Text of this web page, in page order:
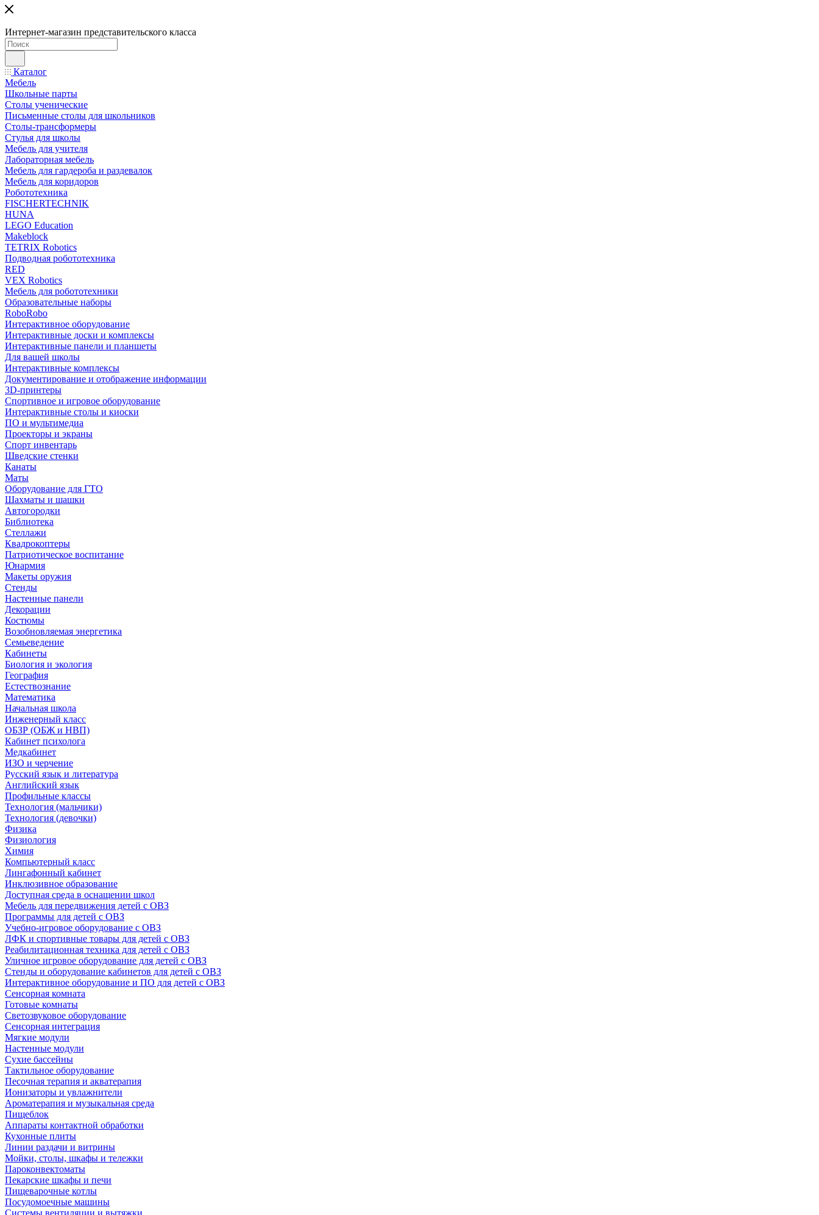
Интернет-магазин представительского класса
Каталог
Мебель
Школьные парты
Столы ученические
Письменные столы для школьников
Столы-трансформеры
Стулья для школы
Мебель для учителя
Лабораторная мебель
Мебель для гардероба и раздевалок
Мебель для коридоров
Робототехника
FISCHERTECHNIK
HUNA
LEGO Education
Makeblock
TETRIX Robotics
Подводная робототехника
RED
VEX Robotics
Мебель для робототехники
Образовательные наборы
RoboRobo
Интерактивное оборудование
Интерактивные доски и комплексы
Интерактивные панели и планшеты
Для вашей школы
Интерактивные комплексы
Документирование и отображение информации
3D-принтеры
Спортивное и игровое оборудование
Интерактивные столы и киоски
ПО и мультимедиа
Проекторы и экраны
Спорт инвентарь
Шведские стенки
Канаты
Маты
Оборудование для ГТО
Шахматы и шашки
Автогородки
Библиотека
Стеллажи
Квадрокоптеры
Патриотическое воспитание
Юнармия
Макеты оружия
Стенды
Настенные панели
Декорации
Костюмы
Возобновляемая энергетика
Семьеведение
Кабинеты
Биология и экология
География
Естествознание
Математика
Начальная школа
Инженерный класс
ОБЗР (ОБЖ и НВП)
Кабинет психолога
Медкабинет
ИЗО и черчение
Русский язык и литература
Английский язык
Профильные классы
Технология (мальчики)
Технология (девочки)
Физика
Физиология
Химия
Компьютерный класс
Лингафонный кабинет
Инклюзивное образование
Доступная среда в оснащении школ
Мебель для передвижения детей с ОВЗ
Программы для детей с ОВЗ
Учебно-игровое оборудование с ОВЗ
ЛФК и спортивные товары для детей с ОВЗ
Реабилитационная техника для детей с ОВЗ
Уличное игровое оборудование для детей с ОВЗ
Стенды и оборудование кабинетов для детей с ОВЗ
Интерактивное оборудование и ПО для детей с ОВЗ
Сенсорная комната
Готовые комнаты
Светозвуковое оборудование
Сенсорная интеграция
Мягкие модули
Настенные модули
Сухие бассейны
Тактильное оборудование
Песочная терапия и акватерапия
Ионизаторы и увлажнители
Ароматерапия и музыкальная среда
Пищеблок
Аппараты контактной обработки
Кухонные плиты
Линии раздачи и витрины
Мойки, столы, шкафы и тележки
Пароконвектоматы
Пекарские шкафы и печи
Пищеварочные котлы
Посудомоечные машины
Системы вентиляции и вытяжки